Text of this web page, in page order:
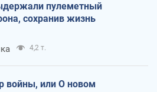
пулеметный
сохранив жизнь
4,2 т.
войны, или О новом